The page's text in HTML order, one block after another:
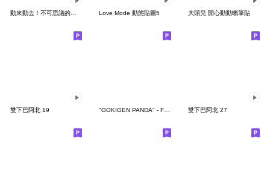
Love Mode 動態貼圖5 大頭兒 開心動動蠟筆貼
雙下巴阿北 19 "GOKIGEN PANDA" - Feeling / global 雙下巴阿北 27